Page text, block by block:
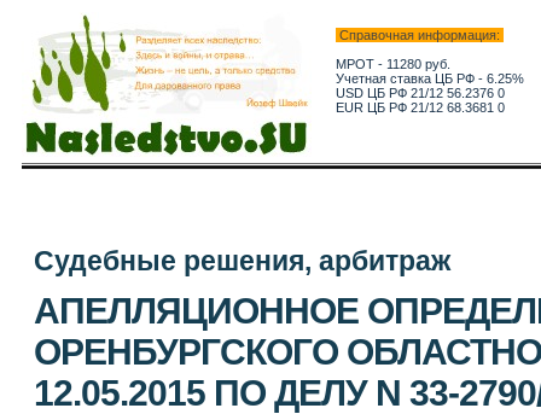
Справочная информация:
МРОТ - 11280 руб.
Учетная ставка ЦБ РФ - 6.25%
USD ЦБ РФ 21/12 56.2376 0
EUR ЦБ РФ 21/12 68.3681 0
Судебные решения, арбитраж
АПЕЛЛЯЦИОННОЕ
ОРЕНБУРГСКОГО
12.05.2015 ПО ДЕЛУ N 33-